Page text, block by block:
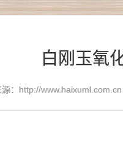
白刚玉氧
源：http://www.haixuml.com.cn